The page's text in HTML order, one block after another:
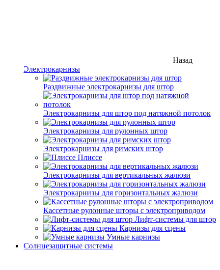
Назад
Электрокарнизы
Раздвижные электрокарнизы для штор
Электрокарнизы для штор под натяжной потолок
Электрокарнизы для рулонных штор
Электрокарнизы для римских штор
Плиссе
Электрокарнизы для вертикальных жалюзи
Электрокарнизы для горизонтальных жалюзи
Кассетные рулонные шторы с электроприводом
Лифт-системы для штор
Карнизы для сцены
Умные карнизы
Солнцезащитные системы